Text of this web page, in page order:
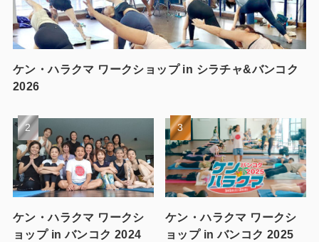
ケン・ハラクマ ワークショップ in シラチャ&バンコク
2026
ケン・ハラクマ ワークシ
ョップ in バンコク 2024
ケン・ハラクマ ワークシ
ョップ in バンコク 2025